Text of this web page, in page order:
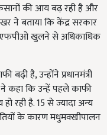
की आय बढ़ रही है और
ने बताया कि केंद्र सरकार
एफपीओ खुलने से अधिकाधिक
है, उन्होंने प्रधानमंत्री
ने कहा कि उन्हें पहले काफी
रही है. 15 से ज्यादा अन्य
के कारण मधुमक्खीपालन